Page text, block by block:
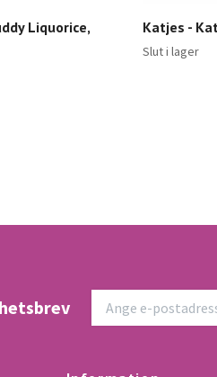
Liquorice,
Katjes -
Slut i lager